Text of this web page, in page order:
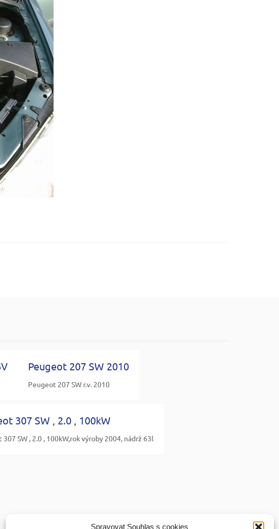
Spravovat Souhlas s cookies
Peugeot 207 SW 2010
Peugeot 207 SW r.v. 2010
307 SW , 2.0 , 100kW
307 SW , 2.0 , 100kW,rok výroby 2004, nádrž 63l